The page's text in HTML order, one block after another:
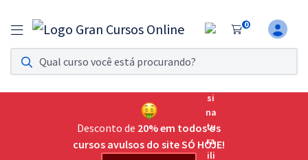
0
Assinatura Ilimitada 11
Acesso a todos os cursos. Teste grátis por 7 dias!
Assinatura OAB Até Passar
Acesso ilimitado a toda preparação para o Exame da
Desconto de 20% em todos os
cursos avulsos do site SÓ HOJE!